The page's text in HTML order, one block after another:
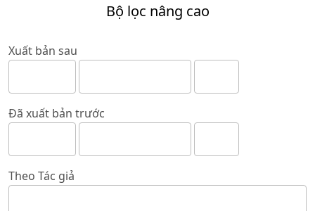
Bộ lọc nâng cao
Xuất bản sau
Đã xuất bản trước
Theo Tác giả